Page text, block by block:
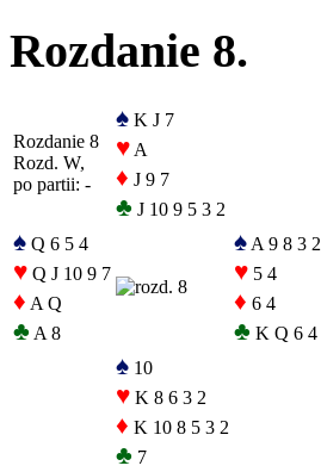
Rozdanie 8.
Rozdanie 8
Rozd. W,
po partii: -
♠ K J 7
♥ A
♦ J 9 7
♣ J 10 9 5 3 2
♠ Q 6 5 4
♥ Q J 10 9 7
♦ A Q
♣ A 8
♠ A 9 8 3 2
♥ 5 4
♦ 6 4
♣ K Q 6 4
♠ 10
♥ K 8 6 3 2
♦ K 10 8 5 3 2
♣ 7